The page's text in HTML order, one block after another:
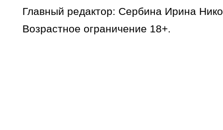
Главный редактор: Сербина Ирина
Возрастное ограничение 18+.